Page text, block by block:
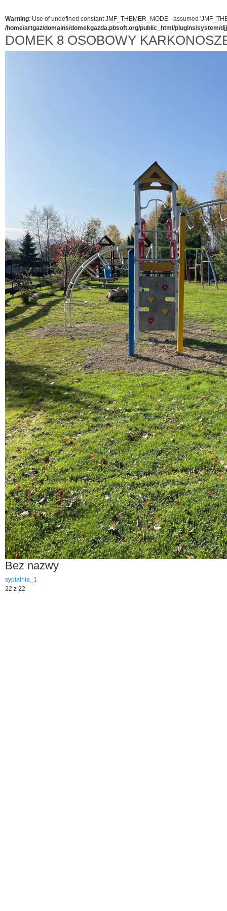
Warning: Use of undefined constant JMF_THEMER_MODE - assumed
/home/artgaz/domains/domekgazda.pbsoft.org/public_html/plugins/system/
DOMEK 8 OSOBOWY
Bez nazwy
sypialnia_1
22 z 22